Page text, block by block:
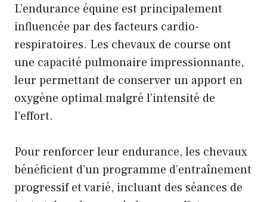
L’endurance équine est principalement
influencée par des facteurs cardio-
respiratoires. Les chevaux de course ont
une capacité pulmonaire impressionnante,
leur permettant de conserver un apport en
oxygène optimal malgré l’intensité de
l’effort.
Pour renforcer leur endurance, les chevaux
bénéficient d’un programme d’entraînement
progressif et varié, incluant des séances de